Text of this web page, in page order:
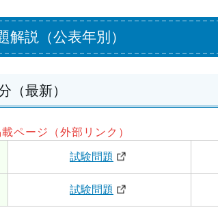
解説（公表年別）
（最新）
ページ（外部リンク）
試験問題
試験問題